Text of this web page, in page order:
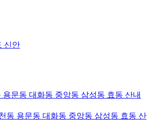
신안
문동 대화동 중앙동 삼성동 효동 산내
동 용문동 대화동 중앙동 삼성동 효동 산